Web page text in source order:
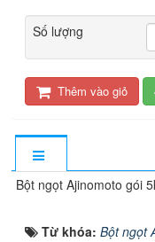
Số lượng
Thêm vào giỏ
Bột ngọt Ajinomoto gói
Từ khóa: Bột ngọt